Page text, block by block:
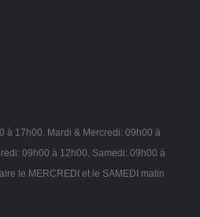
à 17h00. Mardi & Mercredi: 09h00 à
09h00 à 12h00. Samedi: 09h00 à
le MERCREDI et le SAMEDI matin